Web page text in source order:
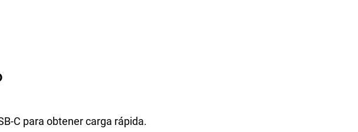
C para obtener carga rápida.